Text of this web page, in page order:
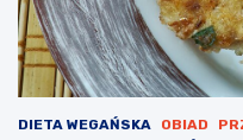
DIETA WEGAŃSKA OBIAD